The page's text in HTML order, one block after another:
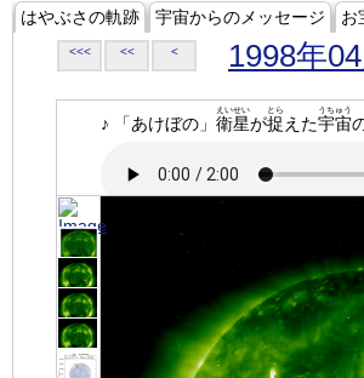
はやぶさの軌跡 宇宙からのメッセージ お
<<< << < 1998年04
♪ 「あけぼの」 衛星
えいせい
が捉
とら
えた宇宙
うちゅう